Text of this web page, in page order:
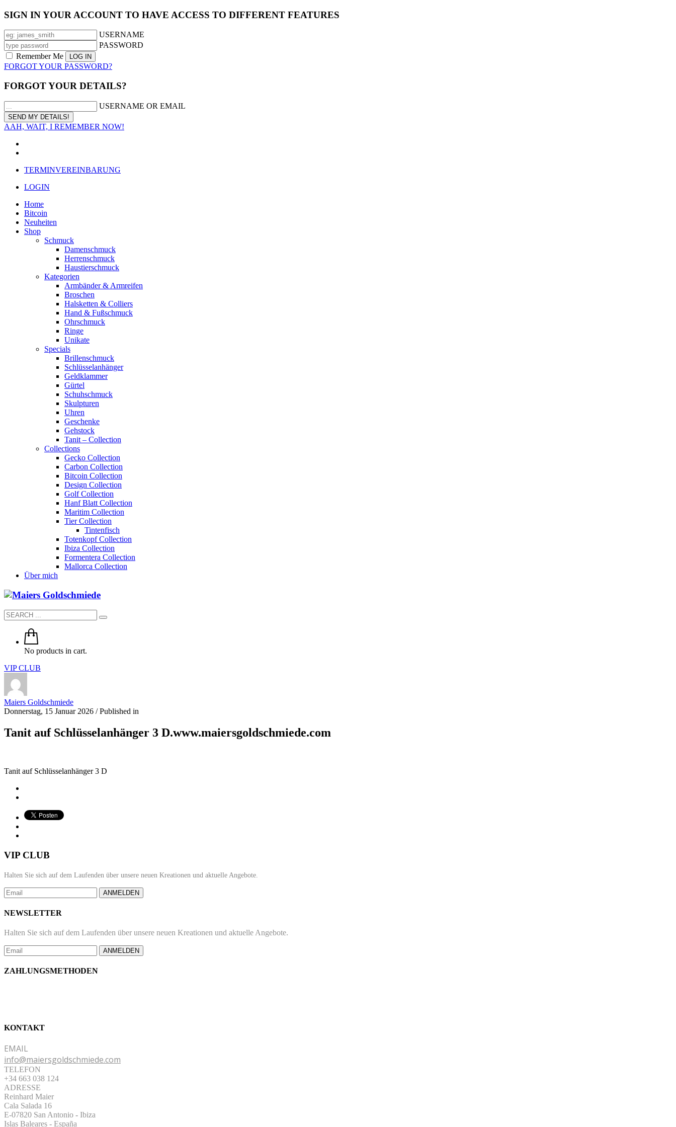
SIGN IN YOUR ACCOUNT TO HAVE ACCESS TO DIFFERENT FEATURES
USERNAME
PASSWORD
Remember Me
FORGOT YOUR PASSWORD?
FORGOT YOUR DETAILS?
USERNAME OR EMAIL
AAH, WAIT, I REMEMBER NOW!
TERMINVEREINBARUNG
LOGIN
Home
Bitcoin
Neuheiten
Shop
Schmuck
Damenschmuck
Herrenschmuck
Haustierschmuck
Kategorien
Armbänder & Armreifen
Broschen
Halsketten & Colliers
Hand & Fußschmuck
Ohrschmuck
Ringe
Unikate
Specials
Brillenschmuck
Schlüsselanhänger
Geldklammer
Gürtel
Schuhschmuck
Skulpturen
Uhren
Geschenke
Gehstock
Tanit – Collection
Collections
Gecko Collection
Carbon Collection
Bitcoin Collection
Design Collection
Golf Collection
Hanf Blatt Collection
Maritim Collection
Tier Collection
Tintenfisch
Totenkopf Collection
Ibiza Collection
Formentera Collection
Mallorca Collection
Über mich
No products in cart.
VIP CLUB
Maiers Goldschmiede
Donnerstag, 15 Januar 2026 /Published in
Tanit auf Schlüsselanhänger 3 D.www.maiersgoldschmiede.com
Tanit auf Schlüsselanhänger 3 D
VIP CLUB
Halten Sie sich auf dem Laufenden über unsere neuen Kreationen und aktuelle Angebote.
ANMELDEN
NEWSLETTER
Halten Sie sich auf dem Laufenden über unsere neuen Kreationen und aktuelle Angebote.
ANMELDEN
ZAHLUNGSMETHODEN
KONTAKT
EMAIL
info@maiersgoldschmiede.com
TELEFON
+34 663 038 124
ADRESSE
Reinhard Maier
Cala Salada 16
E-07820 San Antonio - Ibiza
Islas Baleares - España